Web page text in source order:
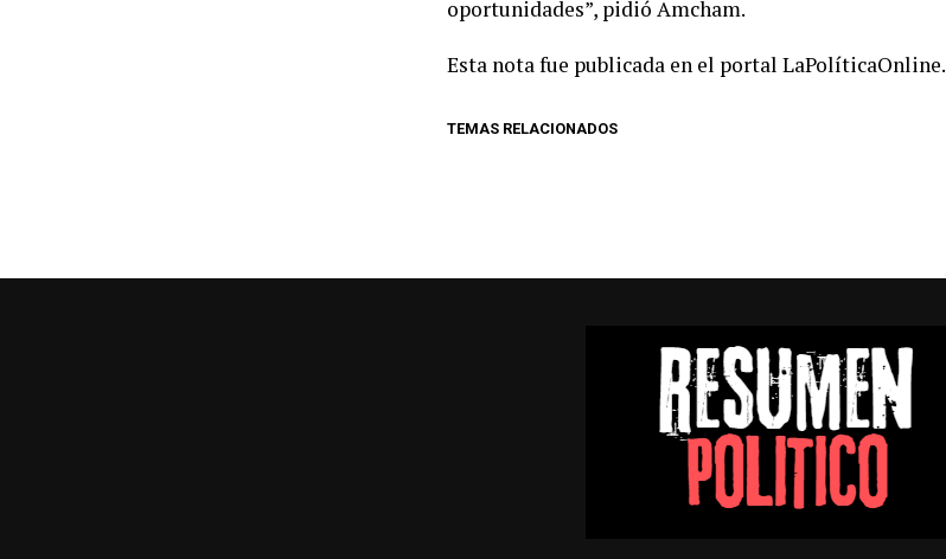
oportunidades”, pidió Amcham.
Esta nota fue publicada en el portal LaPolíticaOnline.
TEMAS RELACIONADOS